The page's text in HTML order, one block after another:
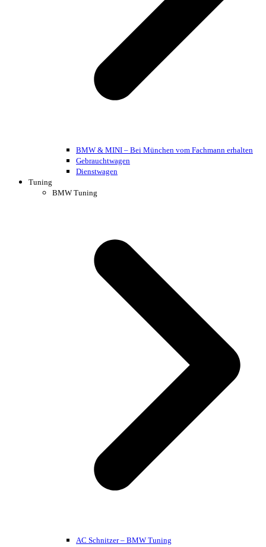
BMW & MINI – Bei München vom Fachmann erhalten
Gebrauchtwagen
Dienstwagen
Tuning
BMW Tuning
AC Schnitzer – BMW Tuning